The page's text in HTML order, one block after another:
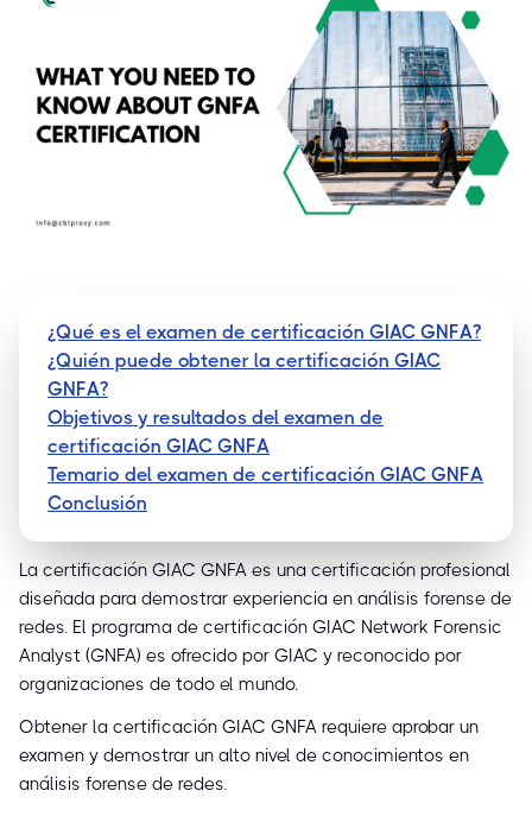
¿Qué es el examen de certificación GIAC GNFA?
¿Quién puede obtener la certificación GIAC
GNFA?
Objetivos y resultados del examen de
certificación GIAC GNFA
Temario del examen de certificación GIAC GNFA
Conclusión
La certificación GIAC GNFA es una certificación profesional
diseñada para demostrar experiencia en análisis forense de
redes. El programa de certificación GIAC Network Forensic
Analyst (GNFA) es ofrecido por GIAC y reconocido por
organizaciones de todo el mundo.
Obtener la certificación GIAC GNFA requiere aprobar un
examen y demostrar un alto nivel de conocimientos en
análisis forense de redes.